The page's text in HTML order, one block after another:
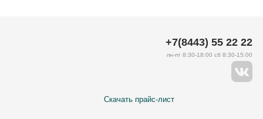
Скачать прайс-лист
+7(8443) 55 22 22
пн-пт 8:30-18:00 сб 8:30-15:00